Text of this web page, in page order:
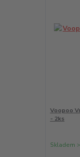
Voopoo
- 2ks
Skladem